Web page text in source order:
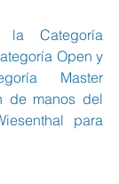
la Categoría
Open y
Master
de manos del
para